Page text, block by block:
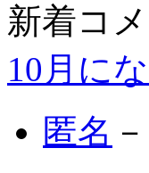
新着コ
10月に
匿名